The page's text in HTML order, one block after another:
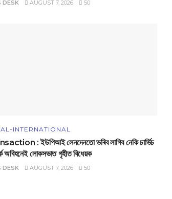
DESK AUGUST 7, 2026 50
INTERNATIONAL
: ইউপিআই লেনদেনতো ভৰিব লাগিব নেকি চাৰ্ভিচ
অবিহনেই লোকসভাত গৃহীত বিধেয়ক
DESK AUGUST 7, 2026 50